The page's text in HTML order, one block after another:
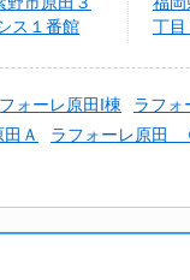
ス１番館
丁目
ォーレ原田I棟 ラフォ
Ａ ラフォーレ原田